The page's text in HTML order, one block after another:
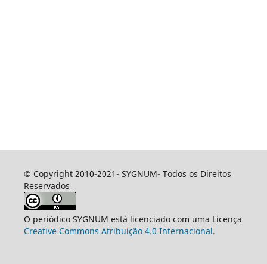
© Copyright 2010-2021- SYGNUM- Todos os Direitos
Reservados
O periódico SYGNUM está licenciado com uma Licença
Creative Commons Atribuição 4.0 Internacional.